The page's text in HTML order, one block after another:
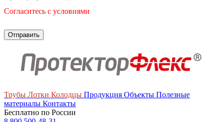
Согласитесь с условиями
Трубы Лотки Колодцы Продукция Объекты Полезные
материалы Контакты
Бесплатно по России